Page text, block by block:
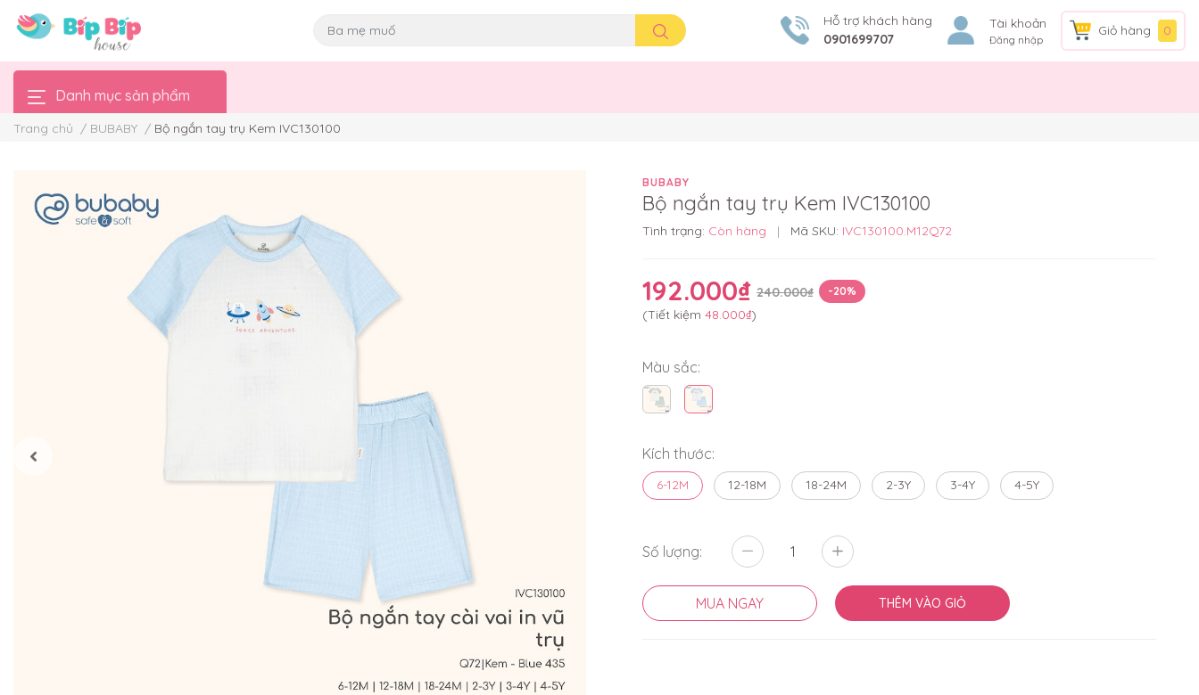
Hỗ trợ khách hàng
0901699707
Tài khoản
Đăng nhập
Giỏ hàng 0
Danh mục sản phẩm
Trang chủ / BUBABY / Bộ ngắn tay trụ Kem IVC130100
BUBABY
Bộ ngắn tay trụ Kem IVC130100
Tình trạng: Còn hàng | Mã SKU: IVC130100.M12Q72
192.000₫ 240.000₫ -20%
(Tiết kiệm 48.000₫)
Màu sắc:
Kích thước:
6-12M 12-18M 18-24M 2-3Y 3-4Y 4-5Y
Số lượng:
MUA NGAY THÊM VÀO GIỎ